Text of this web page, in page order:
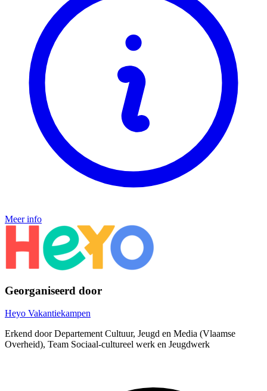
Meer info
Georganiseerd door
Heyo Vakantiekampen
Erkend door Departement Cultuur, Jeugd en Media (Vlaamse
Overheid), Team Sociaal-cultureel werk en Jeugdwerk